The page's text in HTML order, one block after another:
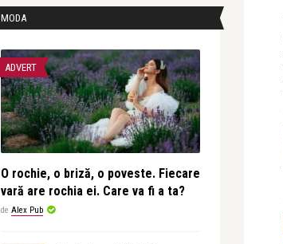
MODA
ADVERT
O rochie, o briză, o poveste. Fiecare
vară are rochia ei. Care va fi a ta?
de Alex Pub